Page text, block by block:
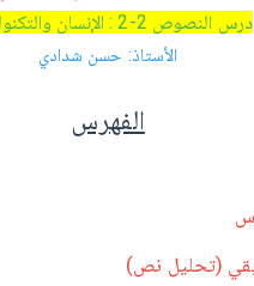
درس النصوص 2-2 : الإنسان والتكنولوجيا
الأستاذ: حسن شدادي
الفهرس